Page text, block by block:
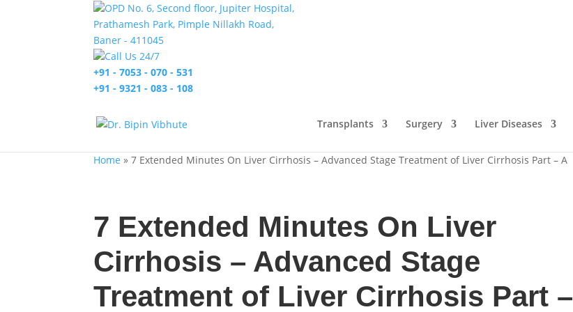
OPD No. 6, Second floor, Jupiter Hospital,
Prathamesh Park, Pimple Nillakh Road,
Baner - 411045
Call Us 24/7
+91 - 7053 - 070 - 531
+91 - 9321 - 083 - 108
Transplants Surgery Liver Diseases
Home »7 Extended Minutes On Liver Cirrhosis – Advanced Stage Treatment of Liver Cirrhosis Part – A
7 Extended Minutes On Liver
Cirrhosis – Advanced Stage
Treatment of Liver Cirrhosis Part –